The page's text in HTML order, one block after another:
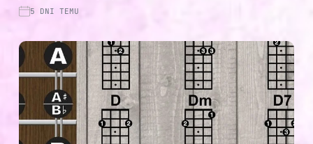
5 DNI TEMU